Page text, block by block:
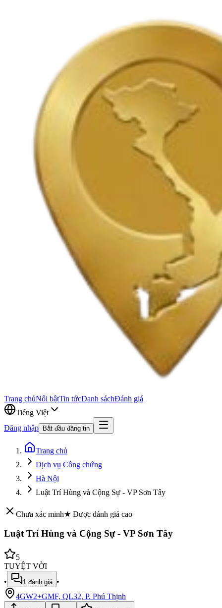
Trang chủNổi bậtTin tứcDanh sáchĐánh giá
Tiếng Việt
Đăng nhập
Bắt đầu đăng tin
Trang chủ
Dịch vụ Công chứng
Hà Nội
Luật Trí Hùng và Cộng Sự - VP Sơn Tây
Chưa xác minh★ Được đánh giá cao
Luật Trí Hùng và Cộng Sự - VP Sơn Tây
5
TUYỆT VỜI
•
1 đánh giá •
4GW2+GMF, QL32, P. Phú Thịnh